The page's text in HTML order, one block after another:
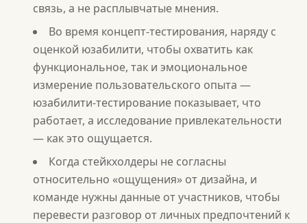
связь, а не расплывчатые мнения.
Во время концепт-тестирования, наряду с
оценкой юзабилити, чтобы охватить как
функциональное, так и эмоциональное
измерение пользовательского опыта —
юзабилити-тестирование показывает, что
работает, а исследование привлекательности
— как это ощущается.
Когда стейкхолдеры не согласны
относительно «ощущения» от дизайна, и
команде нужны данные от участников, чтобы
перевести разговор от личных предпочтений к